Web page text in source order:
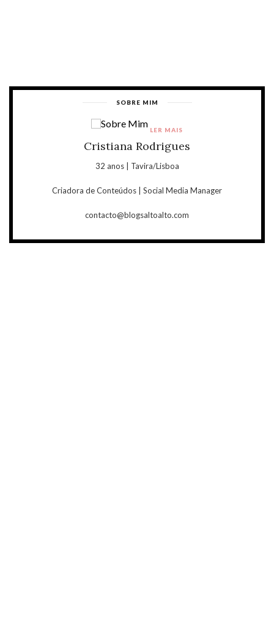
SOBRE MIM
Cristiana Rodrigues
32 anos | Tavira/Lisboa
Criadora de Conteúdos | Social Media Manager
contacto@blogsaltoalto.com
LER MAIS